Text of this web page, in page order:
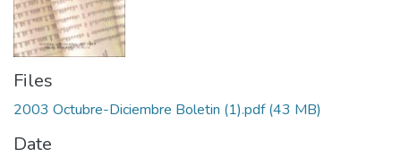
Files
2003 Octubre-Diciembre Boletin (1).pdf(43 MB)
Date